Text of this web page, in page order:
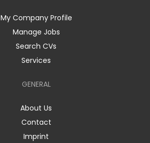
My Company Profile
Manage Jobs
Search CVs
Services
GENERAL
About Us
Contact
Imprint